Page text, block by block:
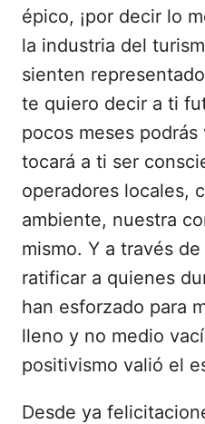
épico, ¡por decir lo
la industria del
sienten
te quiero decir a ti
pocos meses
tocará a ti ser
operadores locales,
ambiente, nuestra
mismo. Y a través
ratificar a quienes
han esforzado para
lleno y no medio
positivismo valió el
Desde ya